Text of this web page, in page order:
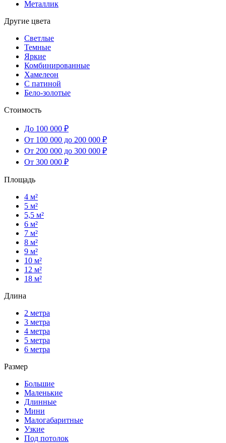
Металлик
Другие цвета
Светлые
Темные
Яркие
Комбинированные
Хамелеон
С патиной
Бело-золотые
Стоимость
До 100 000 ₽
От 100 000 до 200 000 ₽
От 200 000 до 300 000 ₽
От 300 000 ₽
Площадь
4 м²
5 м²
5,5 м²
6 м²
7 м²
8 м²
9 м²
10 м²
12 м²
18 м²
Длина
2 метра
3 метра
4 метра
5 метра
6 метра
Размер
Большие
Маленькие
Длинные
Мини
Малогабаритные
Узкие
Под потолок